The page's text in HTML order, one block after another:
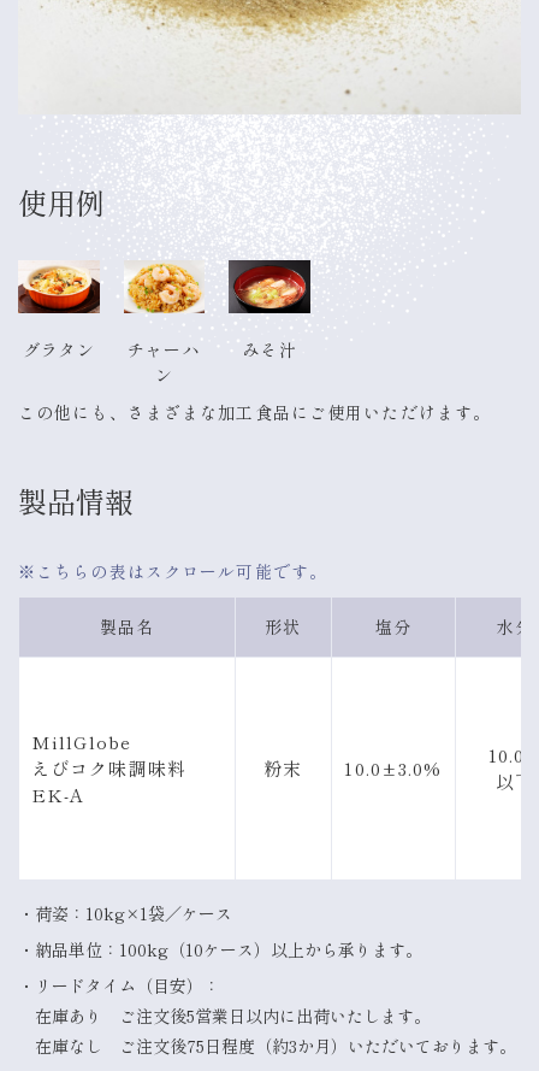
使用例
グラタン
チャーハ
ン
みそ汁
この他にも、さまざまな加工食品にご使用いただけます。
製品情報
製品名 形状 塩分 水分
MillGlobe
えびコク味調味料
EK-A
粉末 10.0±3.0%
以下
荷姿：10kg×1袋／ケース
納品単位：100kg（10ケース）以上から承ります。
リードタイム（目安）：
在庫あり ご注文後5営業日以内に出荷いたします。
在庫なし ご注文後75日程度（約3か月）いただいております。